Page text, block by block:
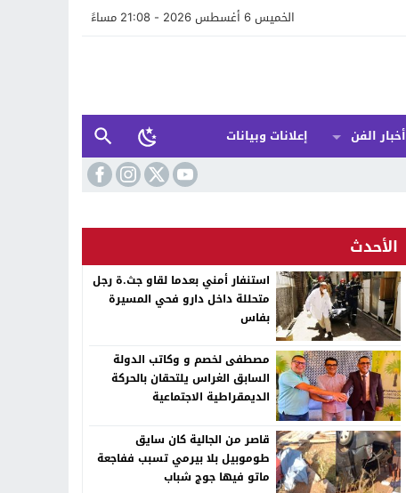
الخميس 6 أغسطس 2026 - 21:08 مساءً
أخبار الفن
إعلانات وبيانات
الأحدث
استنفار أمني بعدما لقاو جث.ة رجل
متحللة داخل دارو فحي المسيرة
بفاس
مصطفى لخصم و وكاتب الدولة
السابق الغراس يلتحقان بالحركة
الديمقراطية الاجتماعية
قاصر من الجالية كان سايق
طوموبيل بلا بيرمي تسبب ففاجعة
ماتو فيها جوج شباب